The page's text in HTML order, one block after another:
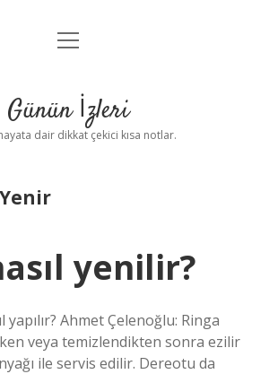
Anasayfa
Yasal Uyarı
menüyü
Günün İzleri
dair dikkat çekici kısa notlar.
yenilir?
yapılır? Ahmet Çelenoğlu: Ringa
veya temizlendikten sonra ezilir
ile servis edilir. Dereotu da